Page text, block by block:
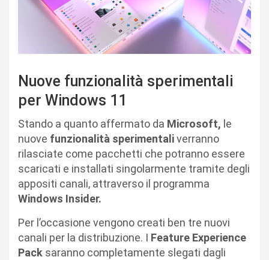
Nuove funzionalità sperimentali
per Windows 11
Stando a quanto affermato da Microsoft, le
nuove funzionalità sperimentaliverranno
rilasciate come pacchetti che potranno essere
scaricati e installati singolarmente tramite degli
appositi canali, attraverso il programma
Windows Insider.
Per l’occasione vengono creati ben tre nuovi
canali per la distribuzione. I Feature Experience
Pack saranno completamente slegati dagli